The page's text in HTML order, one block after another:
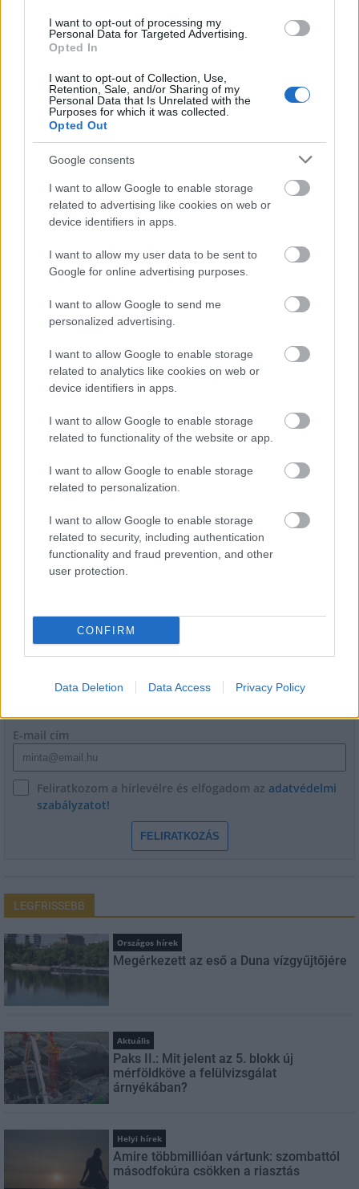
I want to opt-out of processing my
Personal Data for Targeted Advertising.
Opted In
I want to opt-out of Collection, Use,
Retention, Sale, and/or Sharing of my
Personal Data that Is Unrelated with the
Purposes for which it was collected.
Opted Out
Google consents
I want to allow Google to enable storage
related to advertising like cookies on web or
device identifiers in apps.
I want to allow my user data to be sent to
Google for online advertising purposes.
I want to allow Google to send me
personalized advertising.
I want to allow Google to enable storage
related to analytics like cookies on web or
device identifiers in apps.
I want to allow Google to enable storage
related to functionality of the website or app.
I want to allow Google to enable storage
related to personalization.
I want to allow Google to enable storage
related to security, including authentication
functionality and fraud prevention, and other
user protection.
CONFIRM
Data Deletion Data Access Privacy Policy
csökken a riasztás
Helyi hírek
Látlelet a hazai víziközművekről? Egyetlen, fél
évszázados vezetéken múlt Bicske vízellátása
Helyi hírek
Gyárleállításokkal és átszervezett termeléssel
tehermentesíti a villamosenergia-rendszert a
STRABAG
E-mail cím
Feliratkozom a hírlevélre és elfogadom az adatvédelmi
szabályzatot!
FELIRATKOZÁS
LEGFRISSEBB
Országos hírek
Megérkezett az eső a Duna vízgyűjtőjére
Aktuális
Paks II.: Mit jelent az 5. blokk új
mérföldköve a felülvizsgálat
árnyékában?
Helyi hírek
Amire többmillióan vártunk: szombattól
másodfokúra csökken a riasztás